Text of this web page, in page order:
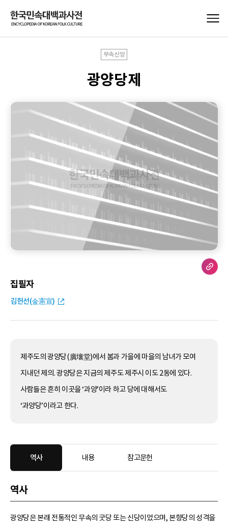
무속신앙
광양당제
집필자
김헌선(金憲宣)
제주도의 광양당(廣壤堂)에서 봄과 가을에 마을의 남녀가 모여
지내던 제의. 광양당은 지금의 제주도 제주시 이도 2동에 있다.
사람들은 흔히 이곳을 ‘과양’이라 하고 당에 대해서도
‘과양당’이라고 한다.
역사 내용 참고문헌
역사
광양당은 본래 전통적인 무속의 굿당 또는 신당이었으며, 본향당의 성격을